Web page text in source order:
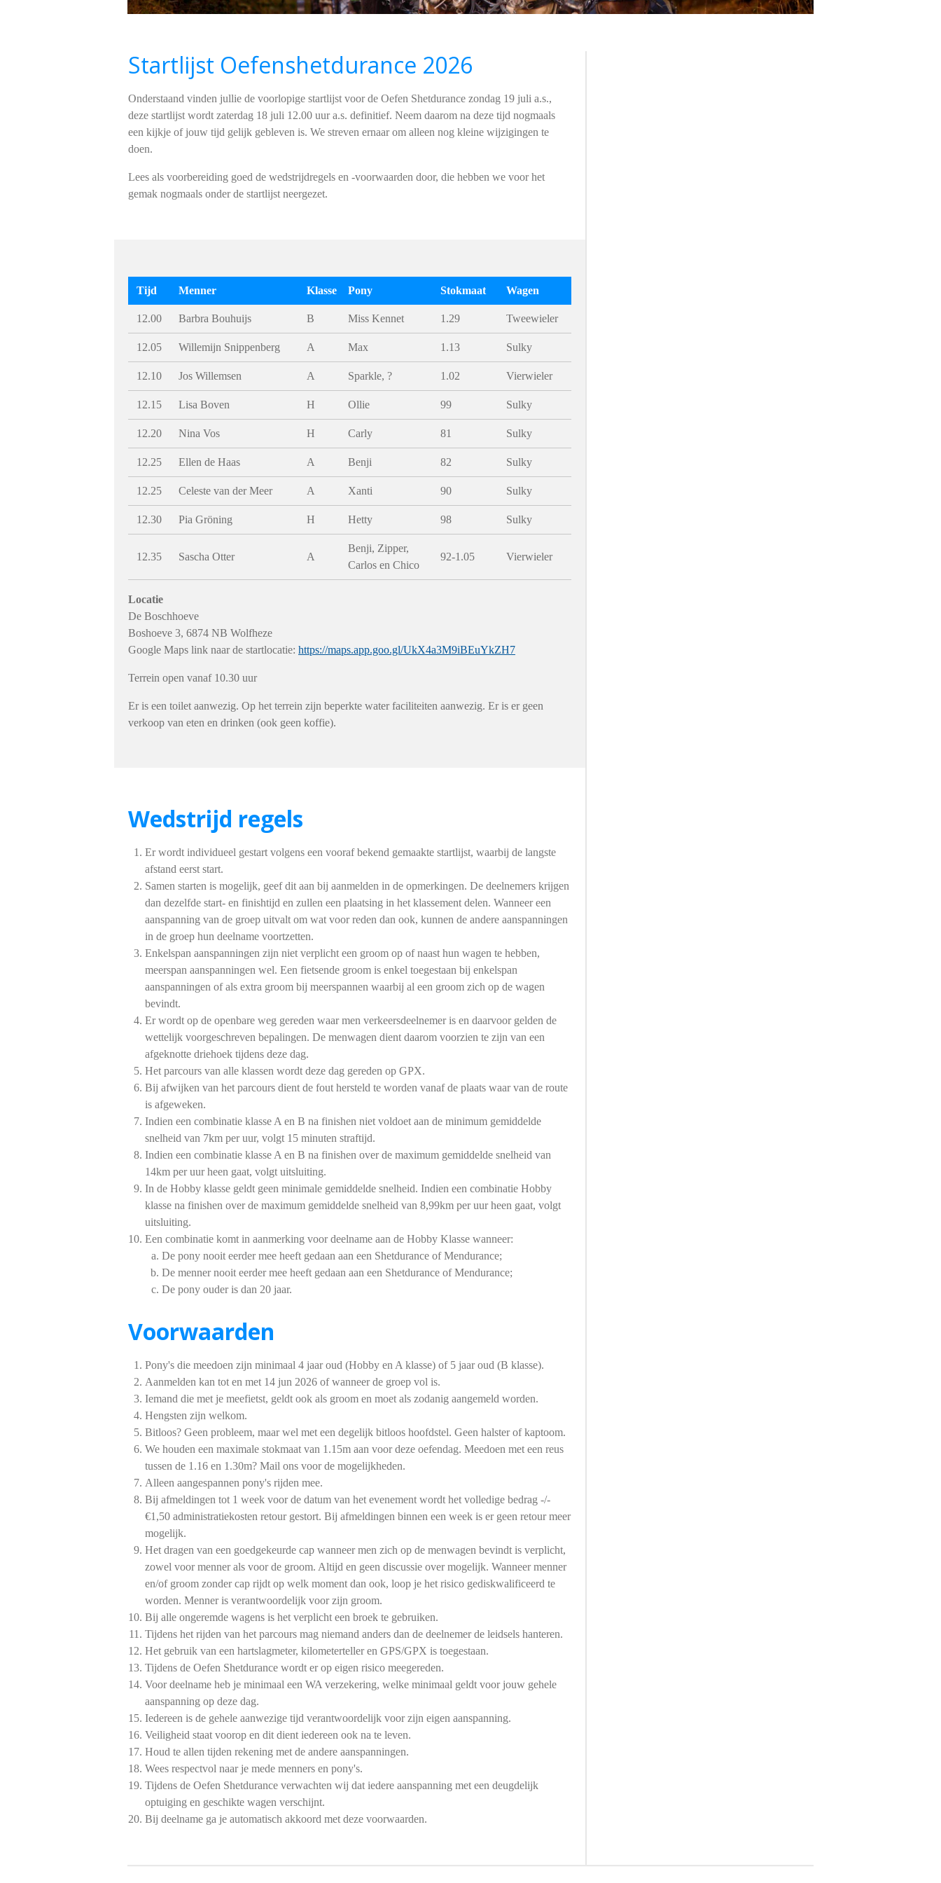
Startlijst Oefenshetdurance 2026
Onderstaand vinden jullie de voorlopige startlijst voor de Oefen Shetdurance zondag 19 juli a.s.,
deze startlijst wordt zaterdag 18 juli 12.00 uur a.s. definitief. Neem daarom na deze tijd nogmaals
een kijkje of jouw tijd gelijk gebleven is. We streven ernaar om alleen nog kleine wijzigingen te
doen.
Lees als voorbereiding goed de wedstrijdregels en -voorwaarden door, die hebben we voor het
gemak nogmaals onder de startlijst neergezet.
Tijd Menner Klasse Pony Stokmaat Wagen
12.00 Barbra Bouhuijs B Miss Kennet 1.29 Tweewieler
12.05 Willemijn Snippenberg A Max 1.13 Sulky
12.10 Jos Willemsen A Sparkle, ? 1.02 Vierwieler
12.15 Lisa Boven H Ollie 99 Sulky
12.20 Nina Vos H Carly 81 Sulky
12.25 Ellen de Haas A Benji 82 Sulky
12.25 Celeste van der Meer A Xanti 90 Sulky
12.30 Pia Gröning H Hetty 98 Sulky
12.35 Sascha Otter A
Benji, Zipper,
Carlos en Chico
92-1.05 Vierwieler
Locatie
De Boschhoeve
Boshoeve 3, 6874 NB Wolfheze
Google Maps link naar de startlocatie: https://maps.app.goo.gl/UkX4a3M9iBEuYkZH7
Terrein open vanaf 10.30 uur
Er is een toilet aanwezig. Op het terrein zijn beperkte water faciliteiten aanwezig. Er is er geen
verkoop van eten en drinken (ook geen koffie).
Wedstrijd regels
Er wordt individueel gestart volgens een vooraf bekend gemaakte startlijst, waarbij de langste
afstand eerst start.
Samen starten is mogelijk, geef dit aan bij aanmelden in de opmerkingen. De deelnemers krijgen
dan dezelfde start- en finishtijd en zullen een plaatsing in het klassement delen. Wanneer een
aanspanning van de groep uitvalt om wat voor reden dan ook, kunnen de andere aanspanningen
in de groep hun deelname voortzetten.
Enkelspan aanspanningen zijn niet verplicht een groom op of naast hun wagen te hebben,
meerspan aanspanningen wel. Een fietsende groom is enkel toegestaan bij enkelspan
aanspanningen of als extra groom bij meerspannen waarbij al een groom zich op de wagen
bevindt.
Er wordt op de openbare weg gereden waar men verkeersdeelnemer is en daarvoor gelden de
wettelijk voorgeschreven bepalingen. De menwagen dient daarom voorzien te zijn van een
afgeknotte driehoek tijdens deze dag.
Het parcours van alle klassen wordt deze dag gereden op GPX.
Bij afwijken van het parcours dient de fout hersteld te worden vanaf de plaats waar van de route
is afgeweken.
Indien een combinatie klasse A en B na finishen niet voldoet aan de minimum gemiddelde
snelheid van 7km per uur, volgt 15 minuten straftijd.
Indien een combinatie klasse A en B na finishen over de maximum gemiddelde snelheid van
14km per uur heen gaat, volgt uitsluiting.
In de Hobby klasse geldt geen minimale gemiddelde snelheid. Indien een combinatie Hobby
klasse na finishen over de maximum gemiddelde snelheid van 8,99km per uur heen gaat, volgt
uitsluiting.
Een combinatie komt in aanmerking voor deelname aan de Hobby Klasse wanneer:
De pony nooit eerder mee heeft gedaan aan een Shetdurance of Mendurance;
De menner nooit eerder mee heeft gedaan aan een Shetdurance of Mendurance;
De pony ouder is dan 20 jaar.
Voorwaarden
Pony's die meedoen zijn minimaal 4 jaar oud (Hobby en A klasse) of 5 jaar oud (B klasse).
Aanmelden kan tot en met 14 jun 2026 of wanneer de groep vol is.
Iemand die met je meefietst, geldt ook als groom en moet als zodanig aangemeld worden.
Hengsten zijn welkom.
Bitloos? Geen probleem, maar wel met een degelijk bitloos hoofdstel. Geen halster of kaptoom.
We houden een maximale stokmaat van 1.15m aan voor deze oefendag. Meedoen met een reus
tussen de 1.16 en 1.30m? Mail ons voor de mogelijkheden.
Alleen aangespannen pony's rijden mee.
Bij afmeldingen tot 1 week voor de datum van het evenement wordt het volledige bedrag -/-
€1,50 administratiekosten retour gestort. Bij afmeldingen binnen een week is er geen retour meer
mogelijk.
Het dragen van een goedgekeurde cap wanneer men zich op de menwagen bevindt is verplicht,
zowel voor menner als voor de groom. Altijd en geen discussie over mogelijk. Wanneer menner
en/of groom zonder cap rijdt op welk moment dan ook, loop je het risico gediskwalificeerd te
worden. Menner is verantwoordelijk voor zijn groom.
Bij alle ongeremde wagens is het verplicht een broek te gebruiken.
Tijdens het rijden van het parcours mag niemand anders dan de deelnemer de leidsels hanteren.
Het gebruik van een hartslagmeter, kilometerteller en GPS/GPX is toegestaan.
Tijdens de Oefen Shetdurance wordt er op eigen risico meegereden.
Voor deelname heb je minimaal een WA verzekering, welke minimaal geldt voor jouw gehele
aanspanning op deze dag.
Iedereen is de gehele aanwezige tijd verantwoordelijk voor zijn eigen aanspanning.
Veiligheid staat voorop en dit dient iedereen ook na te leven.
Houd te allen tijden rekening met de andere aanspanningen.
Wees respectvol naar je mede menners en pony's.
Tijdens de Oefen Shetdurance verwachten wij dat iedere aanspanning met een deugdelijk
optuiging en geschikte wagen verschijnt.
Bij deelname ga je automatisch akkoord met deze voorwaarden.